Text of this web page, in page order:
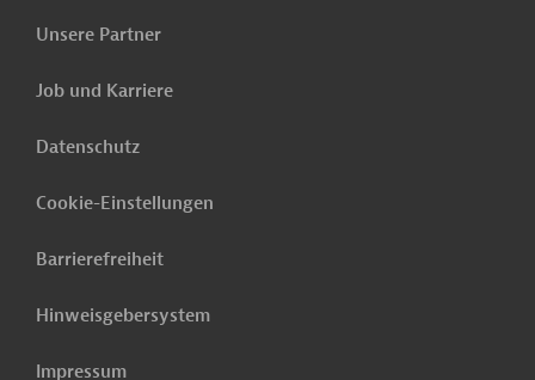
Unsere Partner
Job und Karriere
Datenschutz
Cookie-Einstellungen
Barrierefreiheit
Hinweisgebersystem
Impressum